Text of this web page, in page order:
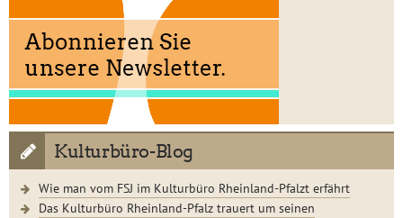
Kulturbüro-Blog
Wie man vom FSJ im Kulturbüro Rheinland-Pfalzt erfährt
Das Kulturbüro Rheinland-Pfalz trauert um seinen